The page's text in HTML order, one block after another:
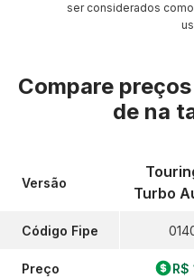
ser considerados
Compare
de na
Versão
Código Fipe
Preço
Turbo
R$